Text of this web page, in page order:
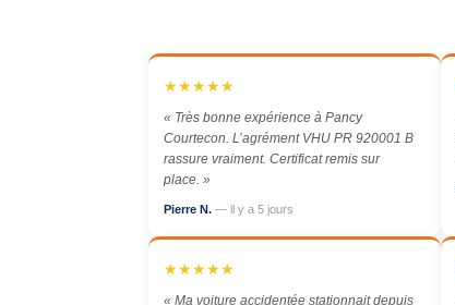
★★★★★
« Très bonne expérience à Pancy
Courtecon. L’agrément VHU PR 920001 B
rassure vraiment. Certificat remis sur
place. »
Pierre N. — il y a 5 jours
★★★★★
« Ma voiture accidentée stationnait depuis